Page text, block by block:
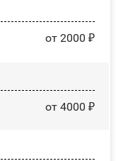
от 2000 ₽
от 4000 ₽